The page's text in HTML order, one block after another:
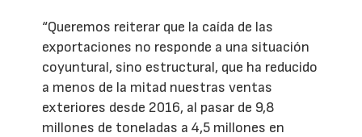
“Queremos reiterar que la caída de las
exportaciones no responde a una situación
coyuntural, sino estructural, que ha reducido
a menos de la mitad nuestras ventas
exteriores desde 2016, al pasar de 9,8
millones de toneladas a 4,5 millones en